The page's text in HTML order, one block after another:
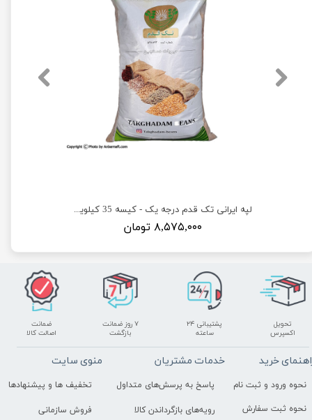
لپه ایرانی تک قدم درجه یک - کیسه 35 کیلویی
۸,۵۷۵,۰۰۰ تومان
تحویل
اکسپرس
پشتیبانی ۲۴
ساعته
۷ روز ضمانت
بازگشت
ضمانت
اصالت کالا
خرید
نحوه ورود و ثبت نام
نحوه ثبت سفارش
خدمات مشتریان
پاسخ به پرسش‌های متداول
رویه‌های بازگرداندن کالا
منوی سایت
تخفیف ها و پیشنهادها
فروش سازمانی